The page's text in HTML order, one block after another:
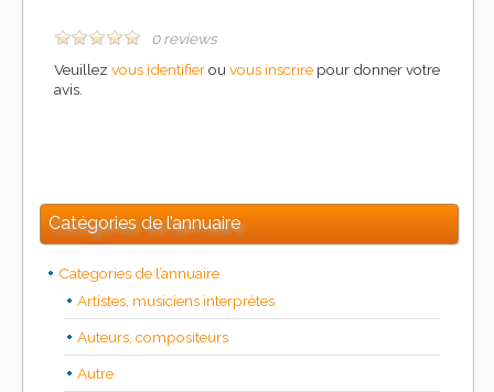
0 reviews
Veuillez vous identifierouvous inscrire pour donner votre
avis.
Catégories de l’annuaire
Categories de l’annuaire
Artistes, musiciens interprètes
Auteurs, compositeurs
Autre